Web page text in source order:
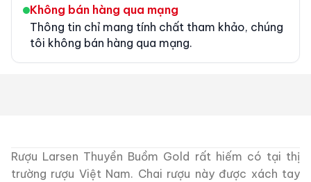
Không bán hàng qua mạng
Thông tin chỉ mang tính chất tham khảo, chúng
tôi không bán hàng qua mạng.
Rượu Larsen Thuyền Buồm Gold rất hiếm có tại thị
trường rượu Việt Nam. Chai rượu này được xách tay